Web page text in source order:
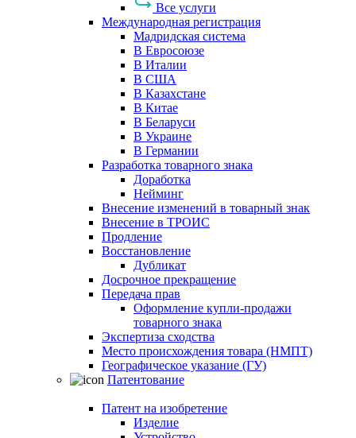
Все услуги
Международная регистрация
Мадридская система
В Евросоюзе
В Италии
В США
В Казахстане
В Китае
В Беларуси
В Украине
В Германии
Разработка товарного знака
Доработка
Нейминг
Внесение изменений в товарный знак
Внесение в ТРОИС
Продление
Восстановление
Дубликат
Досрочное прекращение
Передача прав
Оформление купли-продажи
товарного знака
Экспертиза сходства
Место происхождения товара (НМПТ)
Географическое указание (ГУ)
Патентование
Патент на изобретение
Изделие